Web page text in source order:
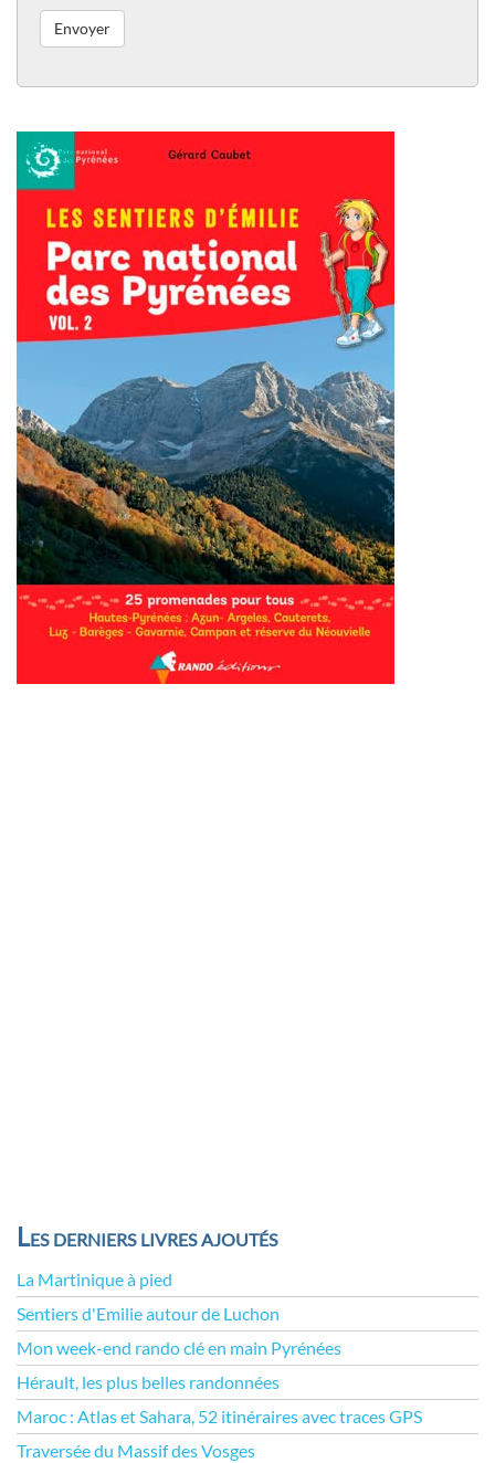
Les derniers livres ajoutés
La Martinique à pied
Sentiers d'Emilie autour de Luchon
Mon week-end rando clé en main Pyrénées
Hérault, les plus belles randonnées
Maroc : Atlas et Sahara, 52 itinéraires avec traces GPS
Traversée du Massif des Vosges